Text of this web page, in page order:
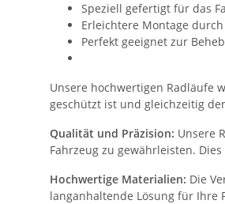
Speziell gefertigt für das
Erleichtere Montage
Perfekt geeignet zur
Unsere hochwertigen Radläufe
geschützt ist und gleichzeitig
Qualität und Präzision: Unsere
Fahrzeug zu gewährleisten.
Hochwertige Materialien: Die
langanhaltende Lösung für Ihre